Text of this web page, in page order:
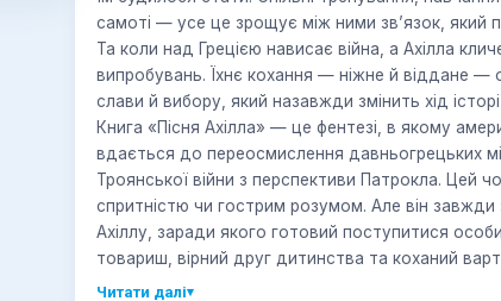
самоті — усе це зрощує між ними зв’язок, який
Та коли над Грецією нависає війна, а Ахілла
випробувань. Їхнє кохання — ніжне й віддане —
слави й вибору, який назавжди змінить хід
Книга «Пісня Ахілла» — це фентезі, в якому
вдається до переосмислення давньогрецьких
Троянської війни з перспективи Патрокла. Цей
спритністю чи гострим розумом. Але він
Ахіллу, заради якого готовий поступитися
товариш, вірний друг дитинства та коханий
жертву заради нього…
Читати далі▾